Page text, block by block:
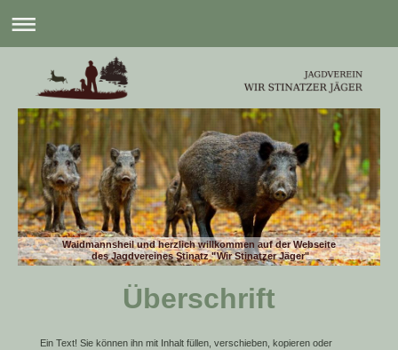
Waidmannsheil und herzlich willkommen auf der Webseite
des Jagdvereines Stinatz "Wir Stinatzer Jäger"
Überschrift
Ein Text! Sie können ihn mit Inhalt füllen, verschieben, kopieren oder